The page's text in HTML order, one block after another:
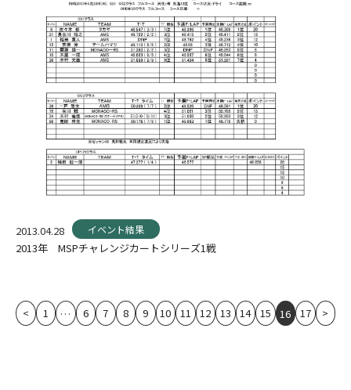
2013.04.28 イベント結果
2013年 MSPチャレンジカートシリーズ1戦
< 1 … 6 7 8 9 10 11 12 13 14 15 16 17 >